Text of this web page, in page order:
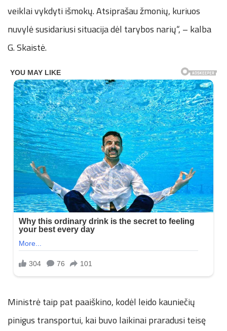
veiklai vykdyti išmokų. Atsiprašau žmonių, kuriuos
nuvylė susidariusi situacija dėl tarybos narių“, – kalba
G. Skaistė.
Ministrė taip pat paaiškino, kodėl leido kauniečių
pinigus transportui, kai buvo laikinai praradusi teisę